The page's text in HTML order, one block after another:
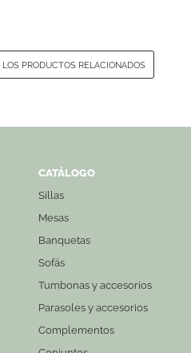
PRODUCTOS RELACIONADOS
CATÁLOGO
Sillas
Mesas
Banquetas
Sofás
Tumbonas y accesorios
Parasoles y accesorios
Complementos